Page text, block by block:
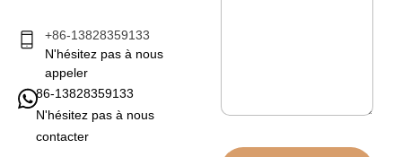
+86-13828359133
N'hésitez pas à nous
appeler
86-13828359133
N'hésitez pas à nous
contacter